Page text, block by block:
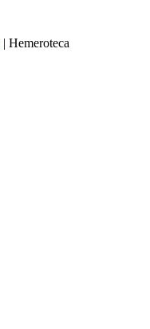
| Hemeroteca